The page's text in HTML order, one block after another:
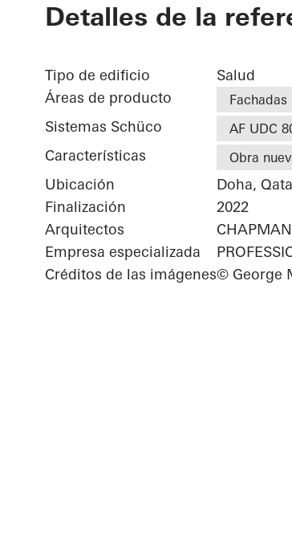
Detalles de la
Tipo de edificio
Salud
Áreas de producto
Fachadas
Sistemas Schüco AF UDC
Características Obra
Ubicación
Doha,
Finalización
2022
Arquitectos
Empresa especializada
Créditos de las imágenes© George